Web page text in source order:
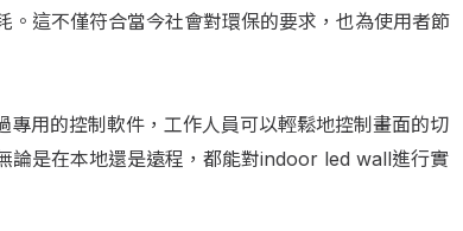
這不僅符合當今社會對環保的要求，也為使用者節
用的控制軟件，工作人員可以輕鬆地控制畫面的切
論是在本地還是遠程，都能對indoor led wall進行實